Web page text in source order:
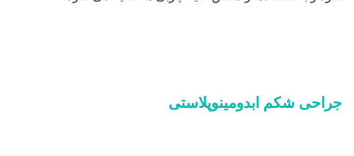
جراحی شکم ابدومینوپلاستی